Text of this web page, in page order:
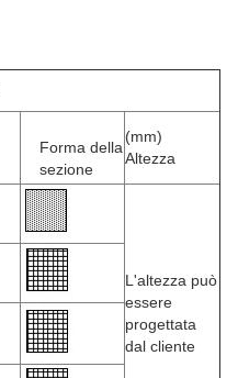
Forma della
sezione
(mm)
Altezza
L'altezza può
essere
progettata
dal cliente